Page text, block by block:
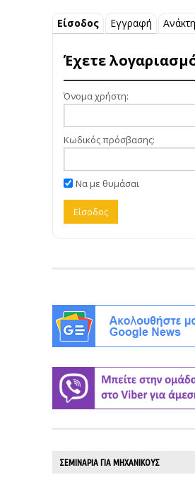
Είσοδος Εγγραφή
Έχετε
Όνομα χρήστη:
Κωδικός πρόσβασης:
Να με θυμάσαι
ΣΕΜΙΝΑΡΙΑ ΓΙΑ ΜΗΧΑΝΙΚΟΥΣ